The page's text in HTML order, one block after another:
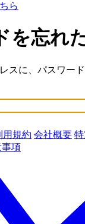
ら
を忘れ
スに、パスワー
用規約 会社概要
項